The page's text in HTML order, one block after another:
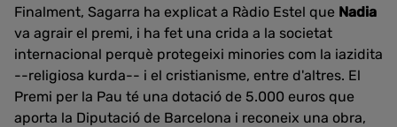
Finalment, Sagarra ha explicat a Ràdio Estel que Nadia
va agrair el premi, i ha fet una crida a la societat
internacional perquè protegeixi minories com la iazidita
--religiosa kurda-- i el cristianisme, entre d'altres. El
Premi per la Pau té una dotació de 5.000 euros que
aporta la Diputació de Barcelona i reconeix una obra,